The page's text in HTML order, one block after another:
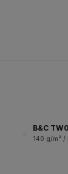
B&C
140 g/m² /